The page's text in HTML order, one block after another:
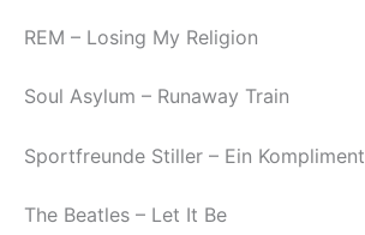
REM – Losing My Religion
Soul Asylum – Runaway Train
Sportfreunde Stiller – Ein Kompliment
The Beatles – Let It Be